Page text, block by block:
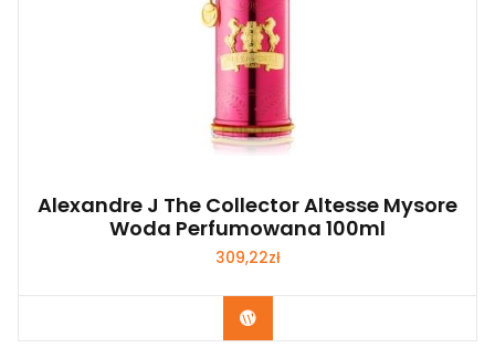
Alexandre J The Collector Altesse Mysore
Woda Perfumowana 100ml
309,22zł
Zobacz